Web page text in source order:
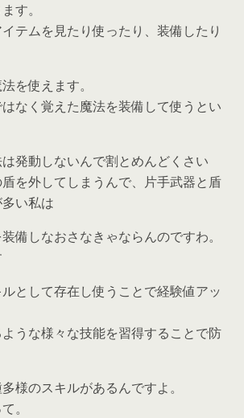
す。
テムを見たり使ったり、装備したり
を使えます。
なく覚えた魔法を装備して使うとい
発動しないんで割とめんどくさい
を外してしまうんで、片手武器と盾
い私は
備しなおさなきゃならんのですわ。
として存在し使うことで経験値アッ
うな様々な技能を習得することで防
様のスキルがあるんですよ。
。